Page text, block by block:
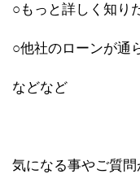
○もっと詳しく知り
○他社のローンが通
などなど
気になる事やご質